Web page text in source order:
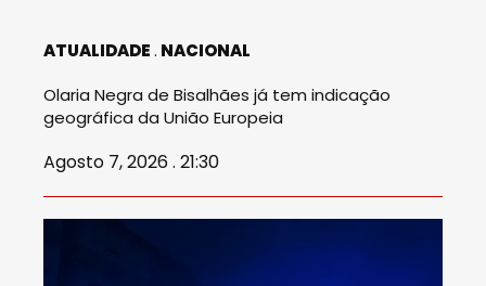
ATUALIDADE NACIONAL
Olaria Negra de Bisalhães já tem indicação
geográfica da União Europeia
Agosto 7, 2026 . 21:30